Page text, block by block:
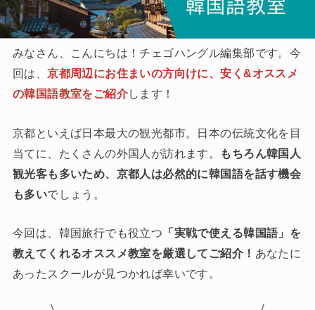
みなさん、こんにちは！チェゴハングル編集部です。今
回は、京都周辺にお住まいの方向けに、安く&オススメ
の韓国語教室をご紹介します！
京都といえば日本最大の観光都市。日本の伝統文化を目
当てに、たくさんの外国人が訪れます。
もちろん韓国人
観光客も多いため、京都人は必然的に韓国語を話す機会
も多いでしょう。
今回は、韓国旅行でも役立つ 「実戦で使える韓国語」を
教えてくれるオススメ教室を厳選してご紹介！ あなたに
あったスクールが見つかれば幸いです。